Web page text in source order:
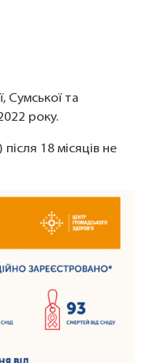
Сумської та
року.
18 місяців не